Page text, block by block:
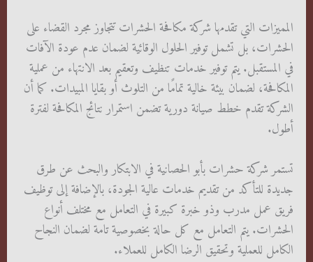
المميزات التي تقدمها شركة مكافحة الحشرات تتجاوز مجرد القضاء على
الحشرات، بل تشمل توفير الحلول الوقائية لضمان عدم عودة الآفات
في المستقبل. يتم توفير خدمات تنظيف وتعقيم بعد الانتهاء من عملية
المكافحة، لضمان بيئة خالية تمامًا من التلوث أو بقايا المبيدات. كما أن
الشركة تقدم خطط صيانة دورية تضمن استمرار نتائج المكافحة لفترة
أطول.
تستمر شركة حشرات بأبو الحصانية في الابتكار والبحث عن طرق
جديدة للتأكد من تقديم خدمات عالية الجودة، بالإضافة إلى توظيف
فريق عمل مدرب وذو خبرة كبيرة في التعامل مع مختلف أنواع
الحشرات. يتم التعامل مع كل حالة بخصوصية تامة لضمان النجاح
الكامل للعملية وتحقيق الرضا الكامل للعملاء.